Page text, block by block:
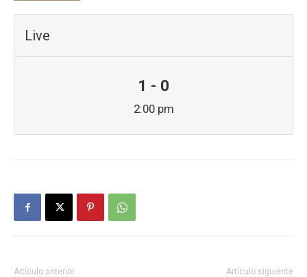
Live
1 - 0
2:00 pm
Artículo anterior Artículo siguiente